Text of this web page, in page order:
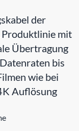
der
Produktlinie mit
Übertragung
bis
wie bei
Auflösung